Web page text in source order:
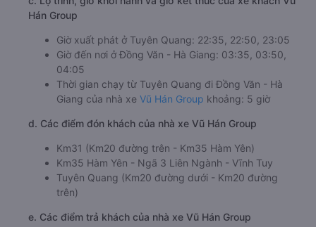
Hán Group
Giờ xuất phát ở Tuyên Quang: 22:35, 22:50, 23:05
Giờ đến nơi ở Đồng Văn - Hà Giang: 03:35, 03:50,
04:05
Thời gian chạy từ Tuyên Quang đi Đồng Văn - Hà
Giang của nhà xe Vũ Hán Group khoảng: 5 giờ
d. Các điểm đón khách của nhà xe Vũ Hán Group
Km31 (Km20 đường trên - Km35 Hàm Yên)
Km35 Hàm Yên - Ngã 3 Liên Ngành - Vĩnh Tuy
Tuyên Quang (Km20 đường dưới - Km20 đường
trên)
e. Các điểm trả khách của nhà xe Vũ Hán Group